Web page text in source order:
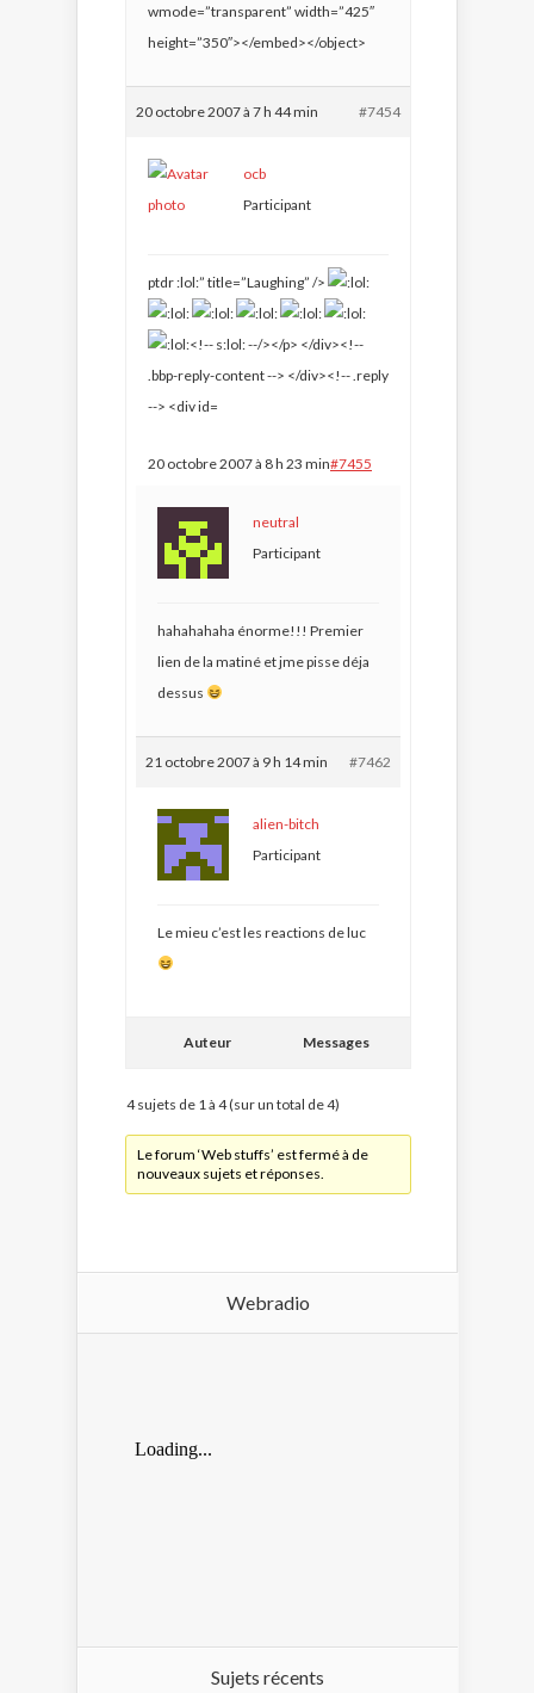
wmode=”transparent” width=”425″
height=”350″></embed></object>
20 octobre 2007 à 7 h 44 min #7454
ocb
Participant
ptdr:lol:” title=”Laughing” />
20 octobre 2007 à 8 h 23 min#7455
neutral
Participant
hahahahaha énorme!!! Premier
lien de la matiné et jme pisse déja
dessus
21 octobre 2007 à 9 h 14 min #7462
alien-bitch
Participant
Le mieu c’est les reactions de luc
Auteur Messages
4 sujets de 1 à 4 (sur un total de 4)
Le forum ‘Web stuffs’ est fermé à de
nouveaux sujets et réponses.
Webradio
Sujets récents